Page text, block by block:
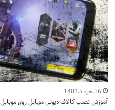
16.خرداد.1403
آموزش نصب کالاف دیوتی موبایل روی موبایل